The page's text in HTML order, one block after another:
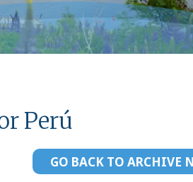
Perú
GO BACK TO ARCHIVE